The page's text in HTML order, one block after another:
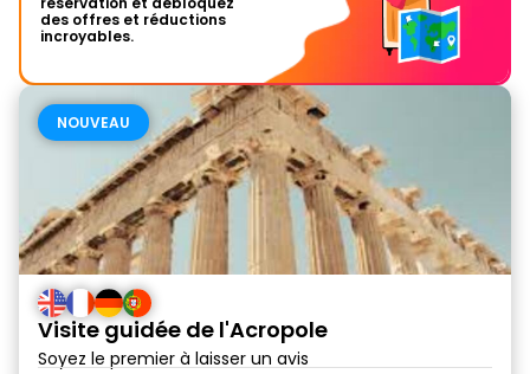
des offres et réductions
incroyables.
NOUVEAU
Visite guidée de l'Acropole
Soyez le premier à laisser un avis